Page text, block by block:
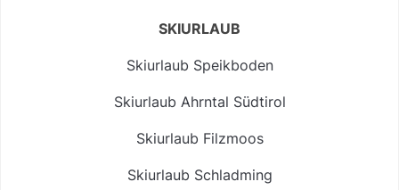
SKIURLAUB
Skiurlaub Speikboden
Skiurlaub Ahrntal Südtirol
Skiurlaub Filzmoos
Skiurlaub Schladming